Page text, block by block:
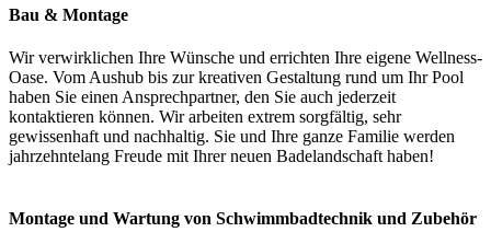
Bau & Montage
Wir verwirklichen Ihre Wünsche und errichten Ihre eigene Wellness-
Oase. Vom Aushub bis zur kreativen Gestaltung rund um Ihr Pool
haben Sie einen Ansprechpartner, den Sie auch jederzeit
kontaktieren können. Wir arbeiten extrem sorgfältig, sehr
gewissenhaft und nachhaltig. Sie und Ihre ganze Familie werden
jahrzehntelang Freude mit Ihrer neuen Badelandschaft haben!
Montage und Wartung von Schwimmbadtechnik und Zubehör